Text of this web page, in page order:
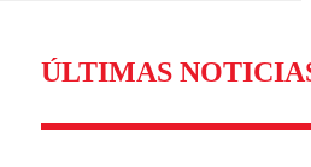
ÚLTIMAS